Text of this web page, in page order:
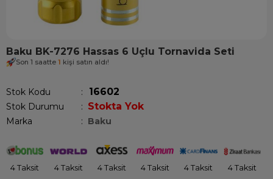
Baku BK-7276 Hassas 6 Uçlu Tornavida Seti
Son 1 saatte 1 kişi satın aldı!
Stok Kodu 16602
Stok Durumu : Stokta Yok
Marka : Baku
4 Taksit 4 Taksit 4 Taksit 4 Taksit 4 Taksit 4 Taksit